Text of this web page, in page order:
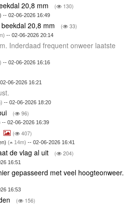
20,8 mm ( 130)
-- 02-06-2026 16:49
20,8 mm ( 33)
-- 02-06-2026 20:14
Inderdaad frequent onweer laatste
-- 02-06-2026 16:16
06-2026 16:21
-- 02-06-2026 18:20
( 96)
02-06-2026 16:39
( 407)
( 14m) -- 02-06-2026 16:41
de vlag al uit ( 204)
16:51
gepasseerd met veel hoogteonweer.
16:53
( 156)